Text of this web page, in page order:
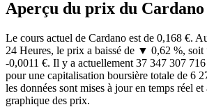
Aperçu du prix du Cardano
Le cours actuel de Cardano est de 0,168 €.
24 Heures, le prix a baissé de ▼ 0,62 %, soit
-0,0011 €. Il y a actuellement 37 347 307
pour une capitalisation boursière totale de 6
les données sont mises à jour en temps réel
graphique des prix.